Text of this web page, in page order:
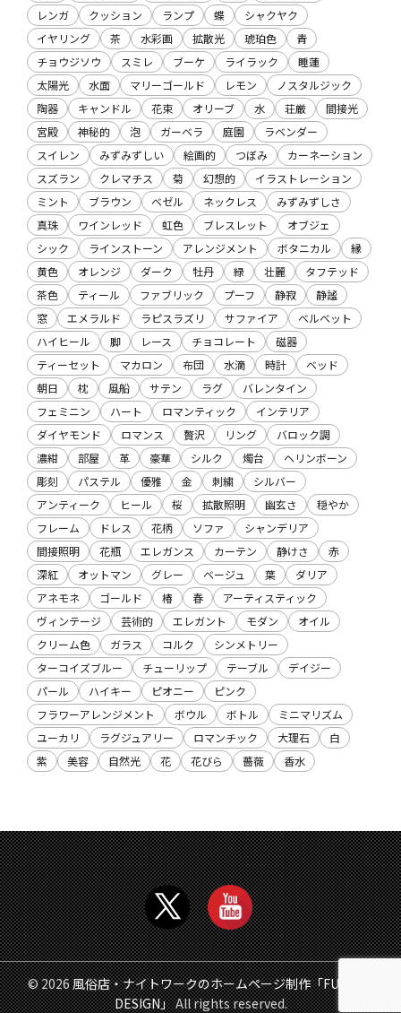
レンガ
クッション ランプ 蝶
シャクヤク
イヤリング
茶 水彩画 拡散光 琥珀色
青
チョウジソウ
スミレ ブーケ ライラック
睡蓮
太陽光
水面 マリーゴールド レモン
ノスタルジック
陶器
キャンドル 花束 オリーブ 水 荘厳
間接光
宮殿
神秘的 泡 ガーベラ 庭園
ラベンダー
スイレン
みずみずしい 絵画的 つぼみ
カーネーション
スズラン
クレマチス 菊 幻想的
イラストレーション
ミント
ブラウン ベゼル ネックレス
みずみずしさ
真珠
ワインレッド 虹色 ブレスレット
オブジェ
シック
ラインストーン アレンジメント ボタニカル
縁
黄色
オレンジ ダーク 牡丹 緑 壮麗
タフテッド
茶色
ティール ファブリック プーフ 静寂
静謐
窓
エメラルド ラピスラズリ サファイア
ベルベット
ハイヒール
脚 レース チョコレート
磁器
ティーセット
マカロン 布団 水滴 時計
ベッド
朝日
枕 風船 サテン ラグ
バレンタイン
フェミニン
ハート ロマンティック
インテリア
ダイヤモンド
ロマンス 贅沢 リング
バロック調
濃紺
部屋 革 豪華 シルク 燭台
ヘリンボーン
彫刻
パステル 優雅 金 刺繍
シルバー
アンティーク
ヒール 桜 拡散照明 幽玄さ
穏やか
フレーム
ドレス 花柄 ソファ
シャンデリア
間接照明
花瓶 エレガンス カーテン 静けさ
赤
深紅
オットマン グレー ベージュ 葉
ダリア
アネモネ
ゴールド 椿 春
アーティスティック
ヴィンテージ
芸術的 エレガント モダン
オイル
クリーム色
ガラス コルク
シンメトリー
ターコイズブルー
チューリップ テーブル
デイジー
パール
ハイキー ピオニー
ピンク
フラワーアレンジメント
ボウル ボトル
ミニマリズム
ユーカリ
ラグジュアリー ロマンチック 大理石
白
紫
美容 自然光 花 花びら 薔薇 香水
© 2026風俗店・ナイトワークのホームページ制作「FUZOKU
DESIGN」All rights reserved.